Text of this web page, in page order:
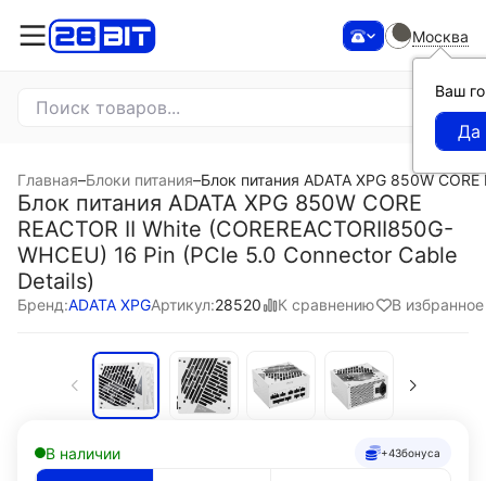
Москва
Ваш
Главная–Блоки питания–Блок питания ADATA XPG 850W
Блок питания ADATA XPG 850W CORE
REACTOR II White (COREREACTORII850G-
WHCEU) 16 Pin (PCIe 5.0 Connector Cable
Details)
Бренд:ADATA XPGАртикул:28520 К сравнению В избранное
В наличии +43бонуса